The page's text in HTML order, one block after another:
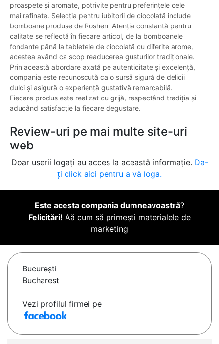
proaspete și aromate, potrivite pentru preferințele cele
mai rafinate. Selecția pentru iubitorii de ciocolată include
bomboane produse de Roshen. Atenția constantă pentru
calitate se reflectă în fiecare articol, de la bomboanele
fondante până la tabletele de ciocolată cu diferite arome,
acestea având ca scop readucerea gusturilor tradiționale.
Prin această abordare axată pe autenticitate și excelență,
compania este recunoscută ca o sursă sigură de delicii
dulci și asigură o experiență gustativă remarcabilă.
Fiecare produs este realizat cu grijă, respectând tradiția și
aducând satisfacție la fiecare degustare.
Review-uri pe mai multe site-uri
web
Doar userii logați au acces la această informație. Da-
ți click aici pentru a vă loga.
Este acesta compania dumneavoastră?
Felicitări! Aă cum să primești materialele de
marketing
Bucureşti
Bucharest
Vezi profilul firmei pe